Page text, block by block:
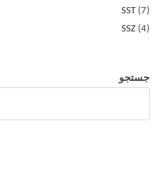
SST 7
SSZ 4
جستجو